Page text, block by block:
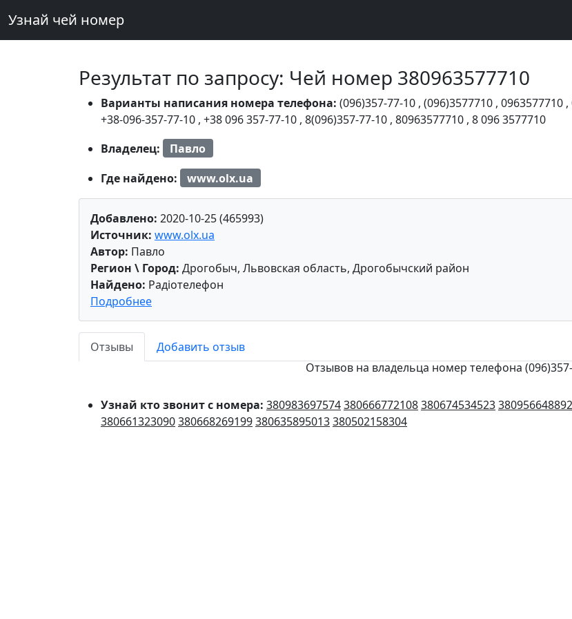
Узнай чей номер
Результат по запросу: Чей номер 380963577710
Варианты написания номера телефона: (096)357-77-10 , (096)3577710 , 0963577710 ,
+38-096-357-77-10 , +38 096 357-77-10 , 8(096)357-77-10 , 80963577710 , 8 096 3577710
Владелец:
Павло
Где найдено:
www.olx.ua
Добавлено: 2020-10-25 (465993)
Источник: www.olx.ua
Автор: Павло
Регион \ Город: Дрогобыч, Львовская область, Дрогобычский район
Найдено: Радіотелефон
Подробнее
Отзывы
Добавить отзыв
Отзывов на владельца номер телефона
Узнай кто звонит с номера: 380983697574380666772108380674534523380956648892
380661323090380668269199380635895013380502158304